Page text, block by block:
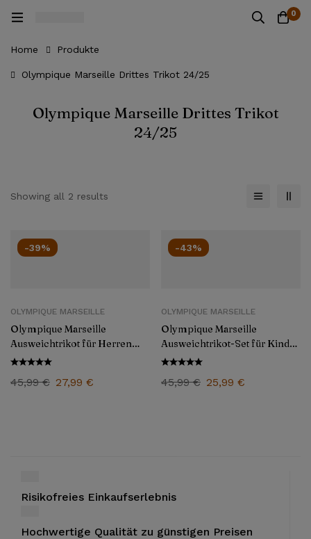
0
Home Produkte
Olympique Marseille Drittes Trikot 24/25
Olympique Marseille Drittes Trikot
24/25
Showing all 2 results
-39%
OLYMPIQUE MARSEILLE
Olympique Marseille
Ausweichtrikot für Herren
2024/25
45,99€ 27,99 €
-43%
OLYMPIQUE MARSEILLE
Olympique Marseille
Ausweichtrikot-Set für Kinder
2024/25
45,99€ 25,99 €
Risikofreies Einkaufserlebnis
Hochwertige Qualität zu günstigen Preisen